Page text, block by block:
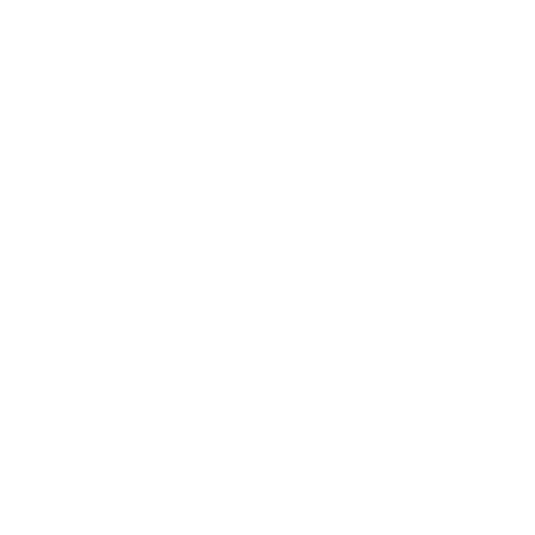
герпесу (HSV-1, HSV-2). Це дволанцюговий ДНК-
зараження викликає вітряну віспу (varicella), а згодом
віремією. У крові вірус розповсюджується до шкіри, де
прояву оперізувального герпесу.
шляхом безпосереднього контакту з вмістом везикул
у вигляді епізомальної ДНК у ядрах нейронів.
інтенсивною активацією імунної відповіді, проте вірус